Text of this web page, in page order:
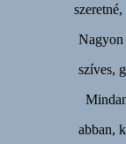
Nagyon
szíves,
abban,